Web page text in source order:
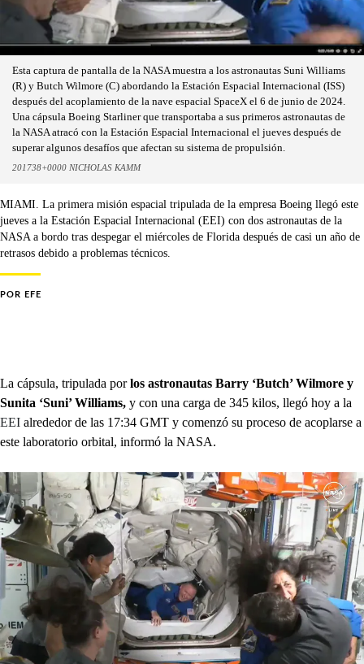
Esta captura de pantalla de la NASA muestra a los astronautas Suni Williams
(R) y Butch Wilmore (C) abordando la Estación Espacial Internacional (ISS)
después del acoplamiento de la nave espacial SpaceX el 6 de junio de 2024.
Una cápsula Boeing Starliner que transportaba a sus primeros astronautas de
la NASA atracó con la Estación Espacial Internacional el jueves después de
superar algunos desafíos que afectan su sistema de propulsión.
201738+0000 NICHOLAS KAMM
MIAMI. La primera misión espacial tripulada de la empresa Boeing llegó este
jueves a la Estación Espacial Internacional (EEI) con dos astronautas de la
NASA a bordo tras despegar el miércoles de Florida después de casi un año de
retrasos debido a problemas técnicos.
POR EFE
La cápsula, tripulada porlos astronautas Barry ‘Butch’ Wilmore y
Sunita ‘Suni’ Williams, y con una carga de 345 kilos, llegó hoy a la
EEI alrededor de las 17:34 GMT y comenzó su proceso de acoplarse a
este laboratorio orbital, informó la NASA.